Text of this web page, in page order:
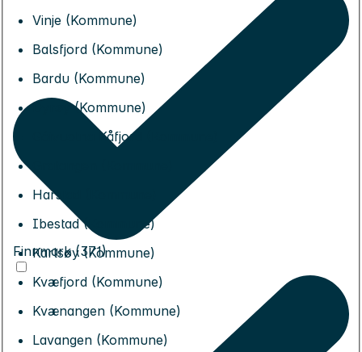
Vinje (Kommune)
Balsfjord (Kommune)
Bardu (Kommune)
Dyrøy (Kommune)
Gáivuotna Kåfjord (Kommune)
Harstad (Kommune)
Ibestad (Kommune)
Karlsøy (Kommune)
Kvæfjord (Kommune)
Kvænangen (Kommune)
Lavangen (Kommune)
Finnmark (371)